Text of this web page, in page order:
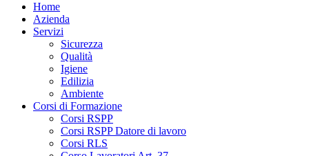
Home
Azienda
Servizi
Sicurezza
Qualità
Igiene
Edilizia
Ambiente
Corsi di Formazione
Corsi RSPP
Corsi RSPP Datore di lavoro
Corsi RLS